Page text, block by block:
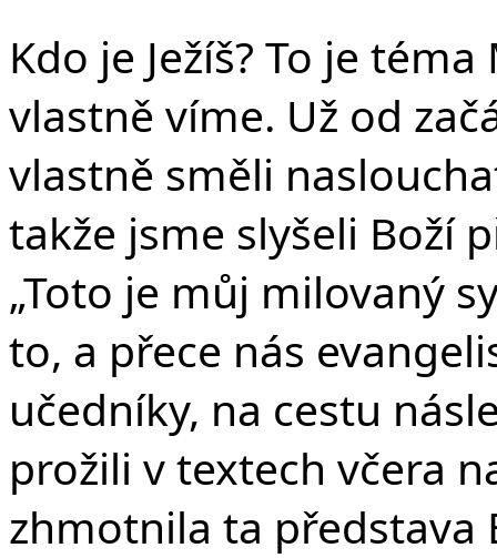
Kdo je Ježíš? To je
vlastně víme. Už od
vlastně směli
takže jsme slyšeli Boží
„Toto je můj milovaný
to, a přece nás
učedníky, na cestu
prožili v textech včera
zhmotnila ta představa